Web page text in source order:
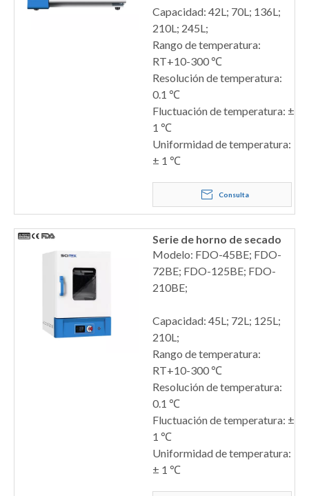
Capacidad: 42L; 70L; 136L;
210L; 245L;
Rango de temperatura:
RT+10-300 ℃
Resolución de temperatura:
0.1 ℃
Fluctuación de temperatura: ±
1 ℃
Uniformidad de temperatura:
± 1 ℃
Consulta
Serie de horno de secado
Modelo: FDO-45BE; FDO-
72BE; FDO-125BE; FDO-
210BE;
Capacidad: 45L; 72L; 125L;
210L;
Rango de temperatura:
RT+10-300 ℃
Resolución de temperatura:
0.1 ℃
Fluctuación de temperatura: ±
1 ℃
Uniformidad de temperatura:
± 1 ℃